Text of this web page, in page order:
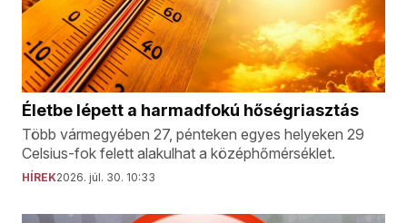
Életbe lépett a harmadfokú hőségriasztás
Több vármegyében 27, pénteken egyes helyeken 29
Celsius-fok felett alakulhat a középhőmérséklet.
HÍREK2026. júl. 30. 10:33